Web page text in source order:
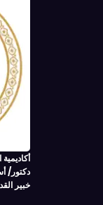
أكاديمية
دكتور/
خبير